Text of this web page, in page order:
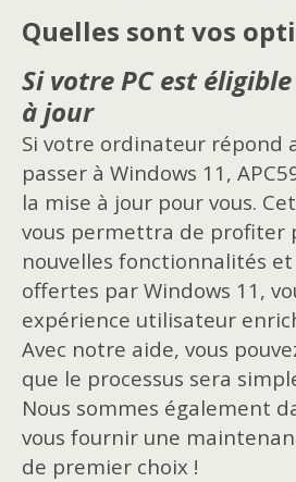
Quelles sont vos
Si votre PC est
à jour
Si votre ordinateur répond
passer à Windows 11,
la mise à jour pour vous.
vous permettra de profiter
nouvelles fonctionnalités
offertes par Windows 11,
expérience utilisateur
Avec notre aide, vous
que le processus sera
Nous sommes également
vous fournir une
de premier choix !